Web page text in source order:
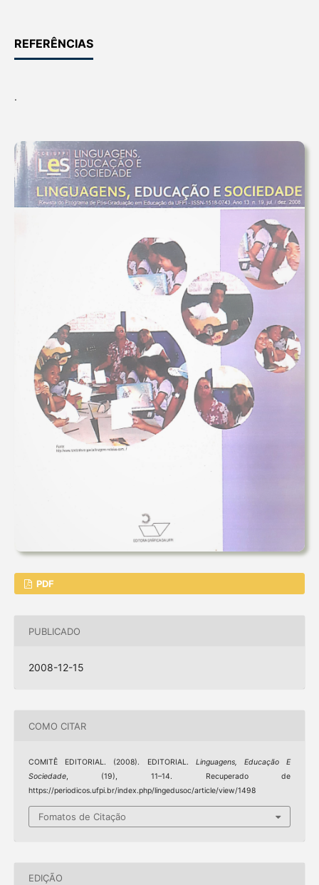
REFERÊNCIAS
.
PDF
PUBLICADO
2008-12-15
COMO CITAR
COMITÊ EDITORIAL. (2008). EDITORIAL. Linguagens, Educação E
Sociedade, (19), 11–14. Recuperado de
https://periodicos.ufpi.br/index.php/lingedusoc/article/view/1498
Fomatos de Citação
EDIÇÃO